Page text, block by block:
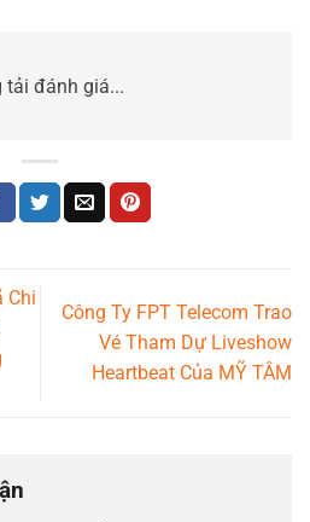
tải đánh giá...
Chi
Công Ty FPT Telecom Trao
Vé Tham Dự Liveshow
Heartbeat Của MỸ TÂM